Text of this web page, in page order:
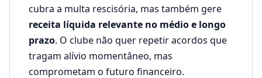
cubra a multa rescisória, mas também gere
receita líquida relevante no médio e longo
prazo. O clube não quer repetir acordos que
tragam alívio momentâneo, mas
comprometam o futuro financeiro.